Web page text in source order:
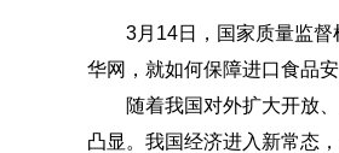
3月14日，国家质量监督检
华网，就如何保障进口食品
随着我国对外扩大开放、
凸显。我国经济进入新常态